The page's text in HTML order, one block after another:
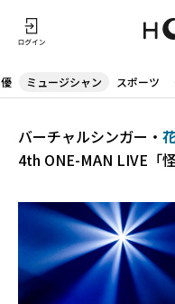
ミュージシャン スポーツ
バーチャルシンガー・
4th ONE-MAN LIVE「